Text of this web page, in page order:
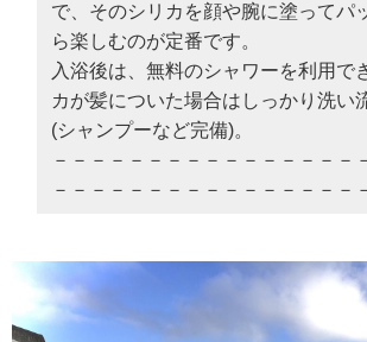
で、そのシリカを顔や腕に塗ってパ
ら楽しむのが定番です。
入浴後は、無料のシャワーを利用で
カが髪についた場合はしっかり洗い
(シャンプーなど完備)。
－－－－－－－－－－－－－－－－
－－－－－－－－－－－－－－－－